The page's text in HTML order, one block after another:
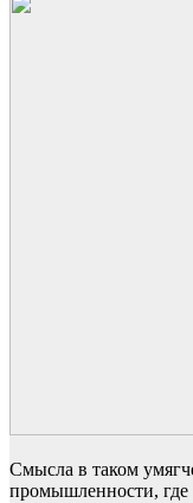
Смысла в таком
промышленности, где